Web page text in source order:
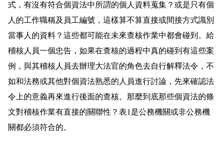
式，有沒有符合個資法中所謂的個人資料蒐集？或是只有個
人的工作職稱及員工編號，這樣算不算直接或間接方式識別
當事人的資料？這些都可能在未來查核作業中都會碰到。給
稽核人員一個忠告，如果在查核的過程中真的碰到有這些案
例，與其稽核人員去辦理大法官的角色去自行解釋法令，不
如和法務或其他對個資法熟悉的人員進行討論，先來確認法
令上的意義再來進行後面的查核。那麼到底那些個資法的條
文對稽核作業有直接的關聯性？表1是公務機關或非公務機
關都必須符合的。